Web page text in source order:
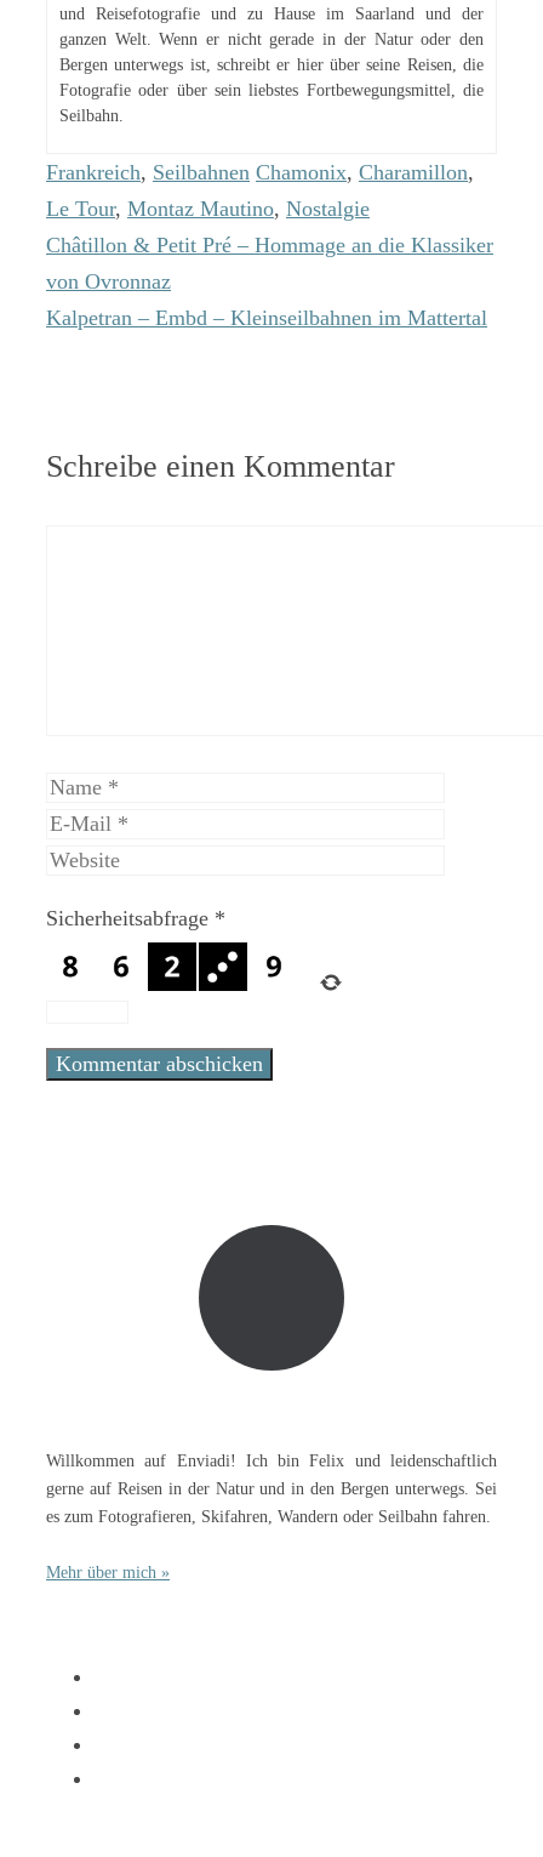
und Reisefotografie und zu Hause im Saarland und der
ganzen Welt. Wenn er nicht gerade in der Natur oder den
Bergen unterwegs ist, schreibt er hier über seine Reisen, die
Fotografie oder über sein liebstes Fortbewegungsmittel, die
Seilbahn.
Kategorien
Frankreich, Seilbahnen Schlagwörter
Chamonix, Charamillon,
Le Tour, Montaz Mautino, Nostalgie
Châtillon & Petit Pré – Hommage an die Klassiker
von Ovronnaz
Kalpetran – Embd – Kleinseilbahnen im Mattertal
Schreibe einen Kommentar
Name
Sicherheitsabfrage *
Willkommen auf Enviadi! Ich bin Felix und leidenschaftlich
gerne auf Reisen in der Natur und in den Bergen unterwegs. Sei
es zum Fotografieren, Skifahren, Wandern oder Seilbahn fahren.
Mehr über mich »